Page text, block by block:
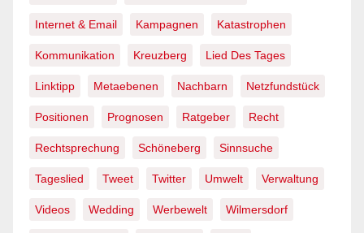
Internet & Email Kampagnen Katastrophen
Kommunikation Kreuzberg Lied Des Tages
Linktipp Metaebenen Nachbarn Netzfundstück
Positionen Prognosen Ratgeber Recht
Rechtsprechung Schöneberg Sinnsuche
Tageslied Tweet Twitter Umwelt Verwaltung
Videos Wedding Werbewelt Wilmersdorf